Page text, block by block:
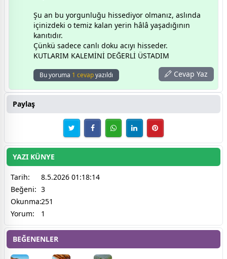
​Şu an bu yorgunluğu hissediyor olmanız, aslında
içinizdeki o temiz kalan yerin hâlâ yaşadığının
kanıtıdır.
Çünkü sadece canlı doku acıyı hisseder.
KUTLARIM KALEMİNİ DEĞERLİ ÜSTADIM
Bu yoruma 1 cevapyazıldı Cevap Yaz
Paylaş
YAZI KÜNYE
Tarih:
8.5.2026 01:18:14
Beğeni: 3
Okunma:251
Yorum:
1
BEĞENENLER